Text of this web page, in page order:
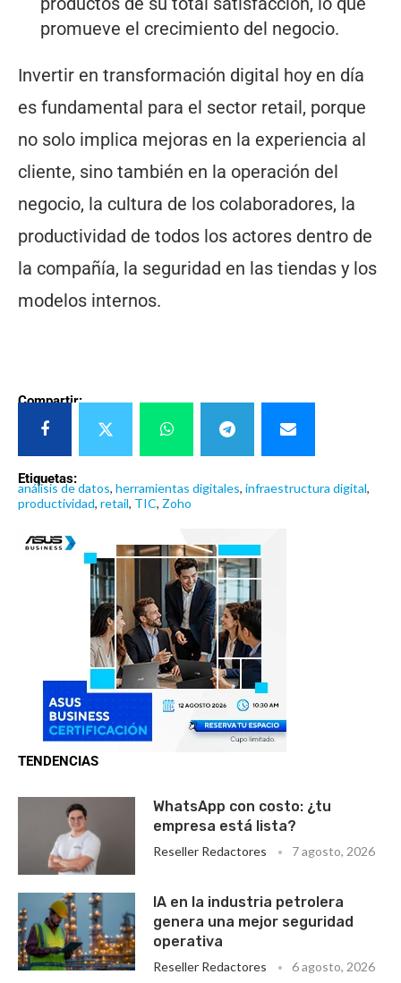
promueve el crecimiento del negocio.
Invertir en transformación digital hoy en día
es fundamental para el sector retail, porque
no solo implica mejoras en la experiencia al
cliente, sino también en la operación del
negocio, la cultura de los colaboradores, la
productividad de todos los actores dentro de
la compañía, la seguridad en las tiendas y los
modelos internos.
Compartir:
Etiquetas:
análisis de datos, herramientas digitales, infraestructura digital,
productividad, retail, TIC, Zoho
TENDENCIAS
WhatsApp con costo: ¿tu
empresa está lista?
Reseller Redactores 7 agosto, 2026
IA en la industria petrolera
genera una mejor seguridad
operativa
Reseller Redactores 6 agosto, 2026